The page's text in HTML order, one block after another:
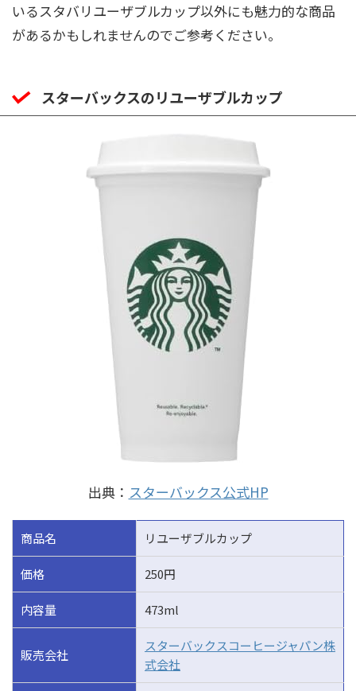
いるスタバリユーザブルカップ以外にも魅力的な商品
があるかもしれませんのでご参考ください。
スターバックスのリユーザブルカップ
出典： スターバックス公式HP
商品名 リユーザブルカップ
価格 250円
内容量 473ml
販売会社
スターバックスコーヒージャパン株
式会社